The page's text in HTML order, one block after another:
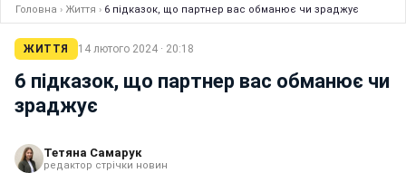
Головна › Життя › 6 підказок, що партнер вас обманює чи зраджує
ЖИТТЯ 14 лютого 2024 · 20:18
6 підказок, що партнер вас обманює чи
зраджує
Тетяна Самарук
редактор стрічки новин